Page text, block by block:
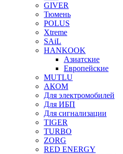
GIVER
Тюмень
POLUS
Xtreme
SAiL
HANKOOK
Азиатские
Европейские
MUTLU
АКОМ
Для электромобилей
Для ИБП
Для сигнализации
TIGER
TURBO
ZORG
RED ENERGY